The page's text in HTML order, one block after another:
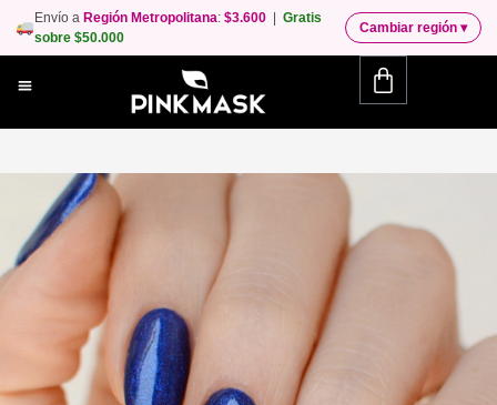
Envío a Región Metropolitana:$3.600 |Gratis
sobre $50.000
Cambiar región ▾